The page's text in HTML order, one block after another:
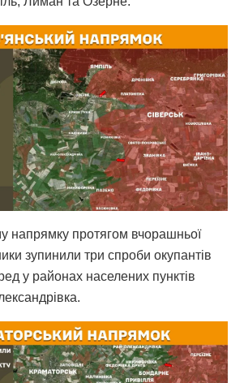
напрямку протягом вчорашньої
зупинили три спроби окупантів
у районах населених пунктів